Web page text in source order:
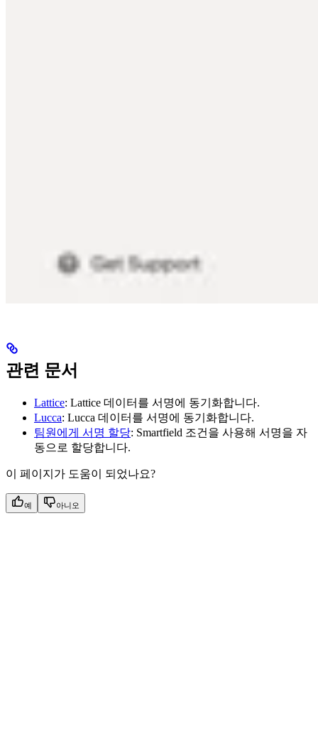
관련 문서
Lattice: Lattice 데이터를 서명에 동기화합니다.
Lucca: Lucca 데이터를 서명에 동기화합니다.
팀원에게 서명 할당: Smartfield 조건을 사용해 서명을 자
동으로 할당합니다.
이 페이지가 도움이 되었나요?
예 아니오